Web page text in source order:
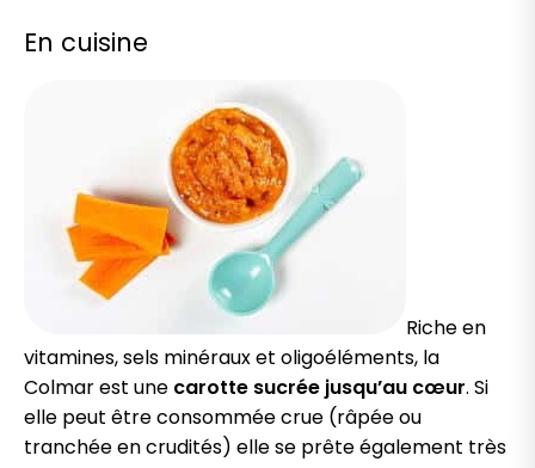
En cuisine
Riche en
vitamines, sels minéraux et oligoéléments, la
Colmar est une carotte sucrée jusqu’au cœur. Si
elle peut être consommée crue (râpée ou
tranchée en crudités) elle se prête également très